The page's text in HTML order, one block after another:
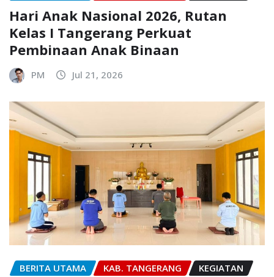
Hari Anak Nasional 2026, Rutan
Kelas I Tangerang Perkuat
Pembinaan Anak Binaan
PM Jul 21, 2026
BERITA UTAMA KAB. TANGERANG KEGIATAN